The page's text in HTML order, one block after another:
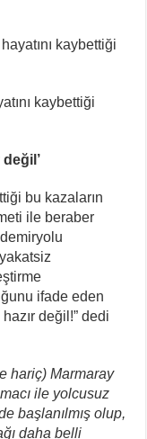
kaybettiği
kaybettiği
bu kazaların
ile beraber
ifade eden
değil!” dedi
hariç) Marmaray
ile yolcusuz
başlanılmış olup,
daha belli